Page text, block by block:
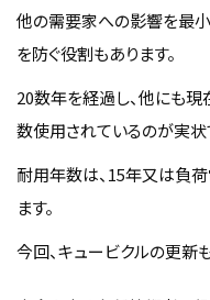
他の需要家への影響を最
を防ぐ役割もあります。
20数年を経過し、他にも
数使用されているのが実状
耐用年数は、15年又は負
ます。
今回、キュービクルの更新